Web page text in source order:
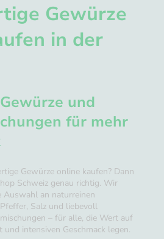
Gewürze
in der
und
für mehr
Gewürze online kaufen? Dann
Schweiz genau richtig. Wir
Auswahl an naturreinen
Salz und liebevoll
– für alle, die Wert auf
intensiven Geschmack legen.